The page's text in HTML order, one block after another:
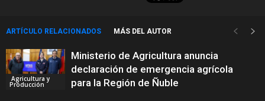
ARTÍCULO RELACIONADOS MÁS DEL AUTOR
Agricultura y
Producción
Ministerio de Agricultura anuncia
declaración de emergencia agrícola
para la Región de Ñuble